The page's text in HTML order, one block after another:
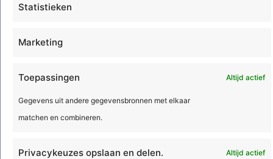
Statistieken
Marketing
Toepassingen Altijd actief
Gegevens uit andere gegevensbronnen met elkaar
matchen en combineren.
Privacykeuzes opslaan en delen. Altijd actief
6 oktober 2026 | Webinar: Zo werkt
Nog geen klant van Acto? Meld je dan
onze eerste AI-agent werkt binnen ...
Lees meer